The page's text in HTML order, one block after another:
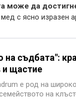
може да
с ясно изразен
на съдбата":
щастие
е род на
на